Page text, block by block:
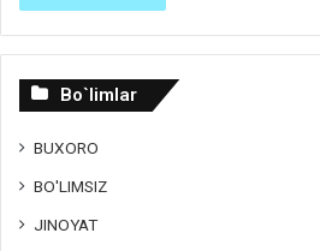
Bo`limlar
BUXORO
BO'LIMSIZ
JINOYAT